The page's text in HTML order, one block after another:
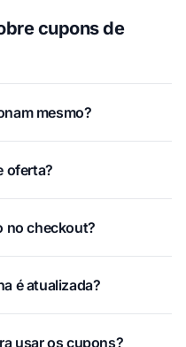
cupons de
mesmo?
oferta?
no checkout?
é atualizada?
usar os cupons?